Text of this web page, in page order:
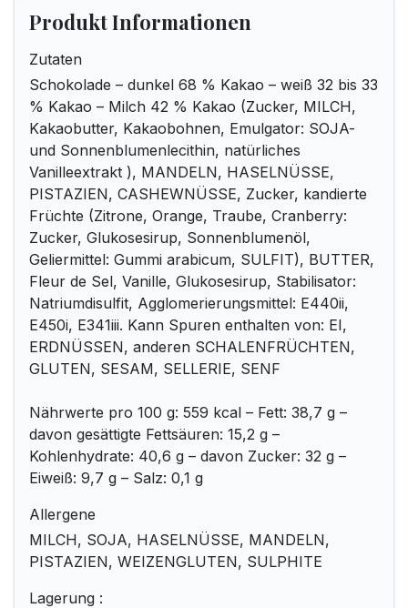
Produkt Informationen
Zutaten
Schokolade – dunkel 68 % Kakao – weiß 32 bis 33
% Kakao – Milch 42 % Kakao (Zucker, MILCH,
Kakaobutter, Kakaobohnen, Emulgator: SOJA-
und Sonnenblumenlecithin, natürliches
Vanilleextrakt ), MANDELN, HASELNÜSSE,
PISTAZIEN, CASHEWNÜSSE, Zucker, kandierte
Früchte (Zitrone, Orange, Traube, Cranberry:
Zucker, Glukosesirup, Sonnenblumenöl,
Geliermittel: Gummi arabicum, SULFIT), BUTTER,
Fleur de Sel, Vanille, Glukosesirup, Stabilisator:
Natriumdisulfit, Agglomerierungsmittel: E440ii,
E450i, E341iii. Kann Spuren enthalten von: EI,
ERDNÜSSEN, anderen SCHALENFRÜCHTEN,
GLUTEN, SESAM, SELLERIE, SENF
Nährwerte pro 100 g: 559 kcal – Fett: 38,7 g –
davon gesättigte Fettsäuren: 15,2 g –
Kohlenhydrate: 40,6 g – davon Zucker: 32 g –
Eiweiß: 9,7 g – Salz: 0,1 g
Allergene
MILCH, SOJA, HASELNÜSSE, MANDELN,
PISTAZIEN, WEIZENGLUTEN, SULPHITE
Lagerung :